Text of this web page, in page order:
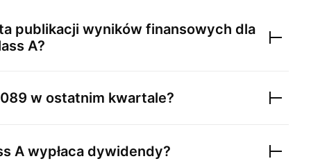
publikacji wyników finansowych dla
A?
w ostatnim kwartale?
A wypłaca dywidendy?